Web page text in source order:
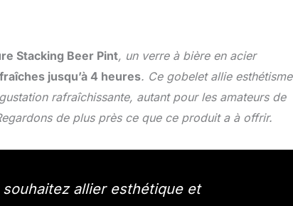
Stacking Beer Pint, un verre à bière en acier
jusqu’à 4 heures. Ce gobelet allie esthétisme
rafraîchissante, autant pour les amateurs de
de plus près ce que ce produit a à offrir.
allier esthétique et